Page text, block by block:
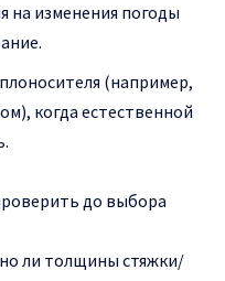
на изменения погоды
(например,
когда естественной
до выбора
ли толщины стяжки/